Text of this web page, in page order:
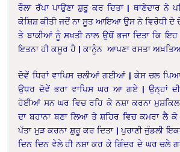
ਰੌਲਾ ਰੱਪਾ ਪਾਉਣਾ ਸ਼ੁਰੂ ਕਰ ਦਿਤਾ | ਥਾਣੇਦਾਰ ਨੇ
ਕੋਸ਼ਿਸ਼ ਕੀਤੀ ਜਦੋਂ ਨਾ ਸੂਤ ਆਇਆ ਉਸ ਨੇ ਵਿਰੋਧੀ ਦੇ
ਤੇ ਬਾਕੀਆਂ ਨੂੰ ਸਖਤੀ ਨਾਲ ਉਥੋਂ ਭਜਾ ਦਿਤਾ ਕਿ ਇਹ
ਇਤਨਾ ਹੀ ਕਸੂਰ ਹੈ | ਕਾਨੂੰਨ ਆਪਣਾ ਰਸਤਾ
ਦੋਵੇਂ ਧਿਰਾਂ ਵਾਪਿਸ ਚਲੀਆਂ ਗਈਆਂ | ਕੇਸ ਚਲ
ਉਧਰ ਦੋਵੇਂ ਭਰਾ ਵਾਪਿਸ ਘਰ ਆ ਗਏ | ਉਨ੍ਹਾਂ
ਹੋਈਆਂ ਸਨ ਘਰ ਵਿਚ ਰਹਿ ਕੇ ਨਸ਼ਾ ਕਰਨਾ
ਦਾ ਬਹਾਨਾ ਬਣਾ ਲਿਆ ਤੇ ਸ਼ਹਿਰ ਵਿਚ ਕਮਰਾ ਲੈ
ਪੱਤਾ ਮੁੜ ਕਰਨਾ ਸ਼ੁਰੂ ਕਰ ਦਿਤਾ | ਪੁਰਾਣੀ ਜੁੰਡਲੀ
ਦਿਨ ਦਿਨ ਵੇਲੇ ਹੀ ਨਸ਼ਾ ਕਰ ਕੇ ਗਿੰਦਰ ਦੇ ਘਰ ਚਲੇ